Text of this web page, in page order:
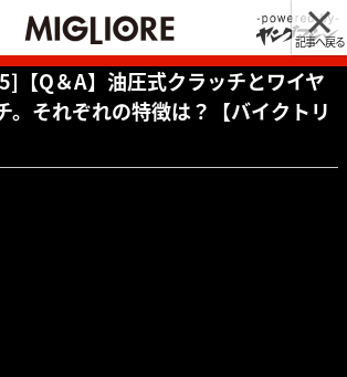
記事へ戻る
【Q＆A】油圧式クラッチとワイヤ
。それぞれの特徴は？【バイクトリ